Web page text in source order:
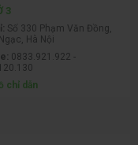
3
Số 330 Phạm Văn Đồng,
Hà Nội
0833.921.922 -
chỉ dẫn